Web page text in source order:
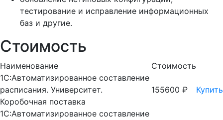
тестирование и исправление информационных
баз и другие.
Стоимость
Наименование
Стоимость
1С:Автоматизированное составление
расписания. Университет.
Коробочная поставка
155600 ₽ Купить
1С:Автоматизированное составление